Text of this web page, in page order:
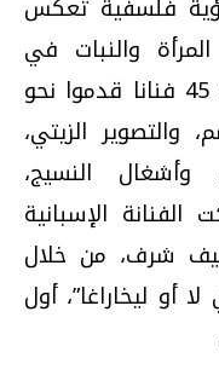
والنبات في
التراث المصري القديم، بمشاركة 45 فنانا قدموا نحو
والتصوير الزيتي،
وأشغال النسيج،
الإسبانية
شرف، من خلال
أو ليخاراغا”، أول